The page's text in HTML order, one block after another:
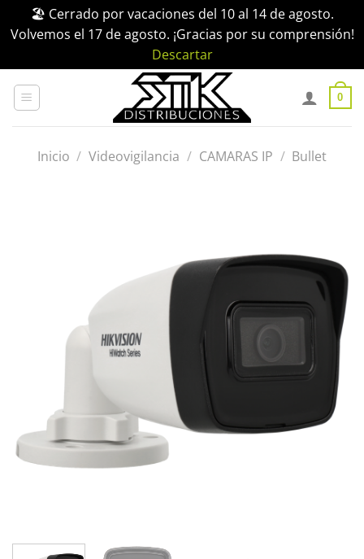
🏖️ Cerrado por vacaciones del 10 al 14 de agosto.
Volvemos el 17 de agosto. ¡Gracias por su comprensión!
Descartar
0
Inicio / Videovigilancia / CAMARAS IP / Bullet